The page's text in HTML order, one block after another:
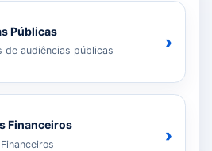
Públicas
de audiências públicas ›
Financeiros
›